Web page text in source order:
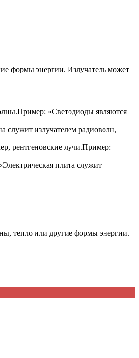
формы энергии. Излучатель может
«Светодиоды являются
служит излучателем радиоволн,
рентгеновские лучи.Пример:
плита служит
тепло или другие формы энергии.